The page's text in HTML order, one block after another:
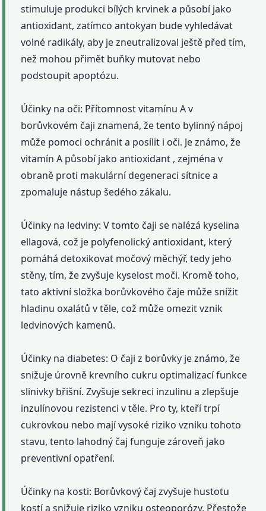
stimuluje produkci bílých krvinek a působí jako
antioxidant, zatímco antokyan bude vyhledávat
volné radikály, aby je zneutralizoval ještě před tím,
než mohou přimět buňky mutovat nebo
podstoupit apoptózu.
Účinky na oči: Přítomnost vitamínu A v
borůvkovém čaji znamená, že tento bylinný nápoj
může pomoci ochránit a posílit i oči. Je známo, že
vitamín A působí jako antioxidant , zejména v
obraně proti makulární degeneraci sítnice a
zpomaluje nástup šedého zákalu.
Účinky na ledviny: V tomto čaji se nalézá kyselina
ellagová, což je polyfenolický antioxidant, který
pomáhá detoxikovat močový měchýř, tedy jeho
stěny, tím, že zvyšuje kyselost moči. Kromě toho,
tato aktivní složka borůvkového čaje může snížit
hladinu oxalátů v těle, což může omezit vznik
ledvinových kamenů.
Účinky na diabetes: O čaji z borůvky je známo, že
snižuje úrovně krevního cukru optimalizací funkce
slinivky břišní. Zvyšuje sekreci inzulinu a zlepšuje
inzulínovou rezistenci v těle. Pro ty, kteří trpí
cukrovkou nebo mají vysoké riziko vzniku tohoto
stavu, tento lahodný čaj funguje zároveň jako
preventivní opatření.
Účinky na kosti: Borůvkový čaj zvyšuje hustotu
kostí a snižuje riziko vzniku osteoporózy. Přestože